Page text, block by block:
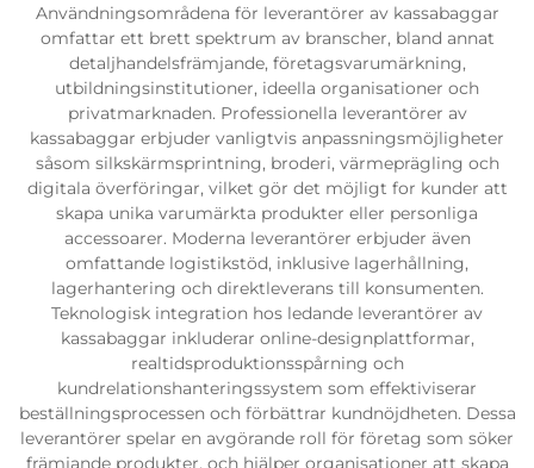
Användningsområdena för leverantörer av kassabaggar
omfattar ett brett spektrum av branscher, bland annat
detaljhandelsfrämjande, företagsvarumärkning,
utbildningsinstitutioner, ideella organisationer och
privatmarknaden. Professionella leverantörer av
kassabaggar erbjuder vanligtvis anpassningsmöjligheter
såsom silkskärmsprintning, broderi, värmeprägling och
digitala överföringar, vilket gör det möjligt for kunder att
skapa unika varumärkta produkter eller personliga
accessoarer. Moderna leverantörer erbjuder även
omfattande logistikstöd, inklusive lagerhållning,
lagerhantering och direktleverans till konsumenten.
Teknologisk integration hos ledande leverantörer av
kassabaggar inkluderar online-designplattformar,
realtidsproduktionsspårning och
kundrelationshanteringssystem som effektiviserar
beställningsprocessen och förbättrar kundnöjdheten. Dessa
leverantörer spelar en avgörande roll för företag som söker
främjande produkter, och hjälper organisationer att skapa